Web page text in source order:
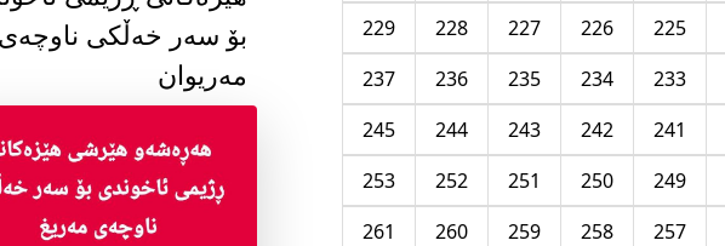
225
226
227
228
229
233
234
235
236
237
241
242
243
244
245
249
250
251
252
253
257
258
259
260
261
بۆ سەر خەڵکی
مەریوان